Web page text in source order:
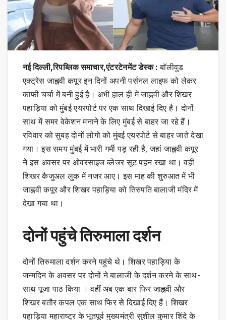
नई दिल्ली,रिपब्लिक समाचार,एंटरटेनमेंट डेस्क : बाॅलीवुड
एक्ट्रेस जाह्नवी कपूर इन दिनों अपनी पर्सनल लाइफ को लेकर
काफी चर्चा में बनी हुई है। अभी हाल ही में जाह्नवी और शिखर
पहाड़िया को मुंबई एयरपोर्ट पर एक साथ दिखाई दिए है। दोनों
साथ में समर वेकेशन मनाने के लिए मुंबई से बाहर जा रहे हैं।
रविवार को सुबह दोनों लोगो को मुंबई एयरपोर्ट से बाहर जाते देखा
गया। इस समय मुंबई में भारी गर्मी पड़ रही है, जहां जाह्नवी कपूर
ने इस अवसर पर ओवरसाइज ब्लेजर सूट पहन रखा था। वहीं
शिखर कैजुअल लुक में नजर आए। इस माह की शुरुआत में भी
जाह्नवी कपूर और शिखर पहाड़िया को तिरुपति बालाजी मंदिर में
देखा गया था।
दोनों पहुंचे तिरुमाला दर्शन
दोनों तिरुमाला दर्शन करने पहुंचे थे। शिखर पहाड़िया के
जन्मदिन के अवसर पर दोनों ने बालाजी के दर्शन करने के साथ-
साथ पूजा पाठ किया । वहीं अब एक बार फिर जाह्नवी और
शिखर बतौर कपल एक साथ फिर से दिखाई दिए हैं। शिखर
पहाड़िया महाराष्ट्र के भूतपूर्व मुख्यमंत्री सुशील कुमार शिंदे के